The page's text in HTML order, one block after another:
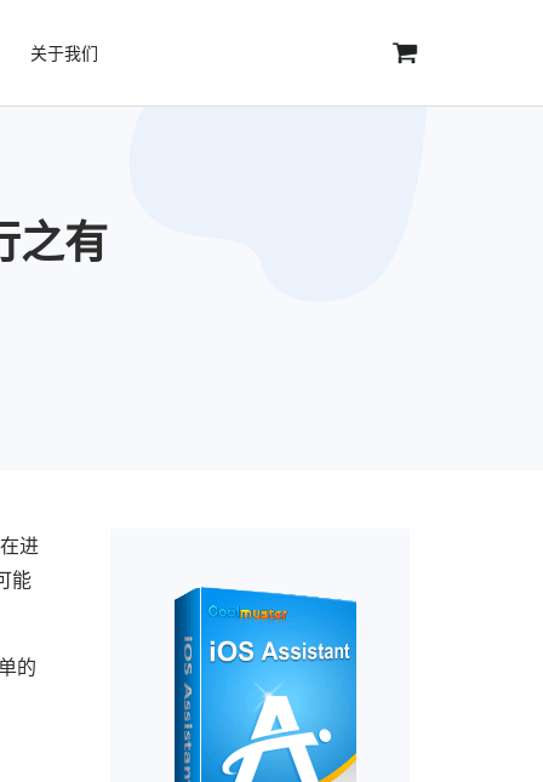
关于我们
之有
进
能
的